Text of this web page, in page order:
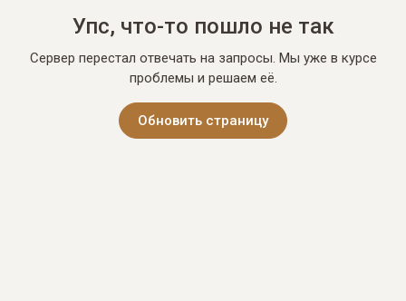
Упс, что-то пошло не так
Сервер перестал отвечать на запросы. Мы уже в курсе
проблемы и решаем её.
Обновить страницу